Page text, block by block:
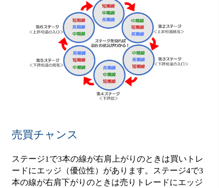
売買チャンス
ステージ1で3本の線が右肩上がりのときは買いトレ
ードにエッジ（優位性）があります。ステージ4で3
本の線が右肩下がりのときは売りトレードにエッジ